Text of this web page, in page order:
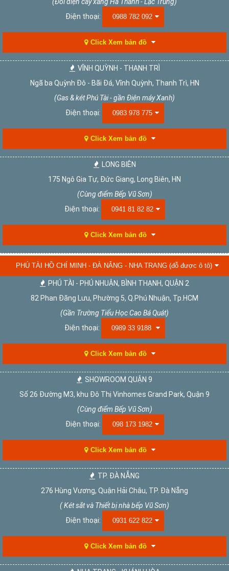
(Đối diện cây xăng Hà Thành - Lạc Trung)
Điện thoại:
0988 782 092
Click Xem bản đồ
VĨNH QUỲNH - THANH TRÌ
Ngã ba Quỳnh Đô - Bãi Đá, Vĩnh Quỳnh, Thanh Trì, HN
(Gas & két Phú Tài - gần Điện máy Xanh)
Điện thoại:
0983 978 775
Click Xem bản đồ
LONG BIÊN
175 Ngô Gia Tự, Đức Giang, Long Biên, HN
(Cùng điểm Bếp Vũ Sơn)
Điện thoại:
0941 81 82 82
Click Xem bản đồ
PHÚ TÀI HỒ CHÍ MINH - ĐÀ NẴNG - NHA TRANG (đỗ được ô tô)
PHÚ TÀI - PHÚ NHUẬN, BÌNH THẠNH, QUẬN 2
82 Phan Đăng Lưu, Phường 5, Q.Phú Nhuận, Tp.HCM
(Gần Trường Tiểu Học Cao Bá Quát)
Điện thoại:
0989 33 9188
Click Xem bản đồ
SHOWROOM QUẬN 9
Số 26 Đường M3, khu Đô Thị Vinhomes Grand Park, Quận 9
(Cùng điểm Bếp Vũ Sơn)
Điện thoại:
098 173 1982
Click Xem bản đồ
TP. ĐÀ NẴNG
276 Hùng Vương, Quận Hải Châu, TP. Đà Nẵng
( Két sắt và Thiết bị nhà bếp Vũ Sơn)
Điện thoại:
0931 622 822
Click Xem bản đồ